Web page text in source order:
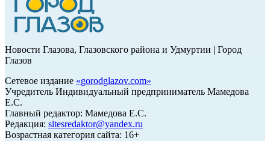
Новости Глазова, Глазовского района и Удмуртии | Город
Глазов
Сетевое издание «gorodglazov.com»
Учредитель Индивидуальный предприниматель Мамедова
Е.С.
Главный редактор: Мамедова Е.С.
Редакция: sitesredaktor@yandex.ru
Возрастная категория сайта: 16+